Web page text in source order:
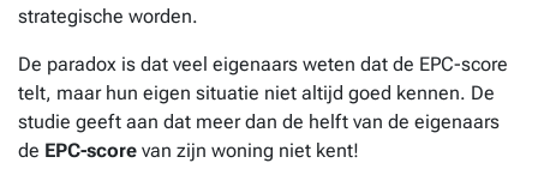
strategische worden.
De paradox is dat veel eigenaars weten dat de EPC-score
telt, maar hun eigen situatie niet altijd goed kennen. De
studie geeft aan dat meer dan de helft van de eigenaars
de EPC-score van zijn woning niet kent!